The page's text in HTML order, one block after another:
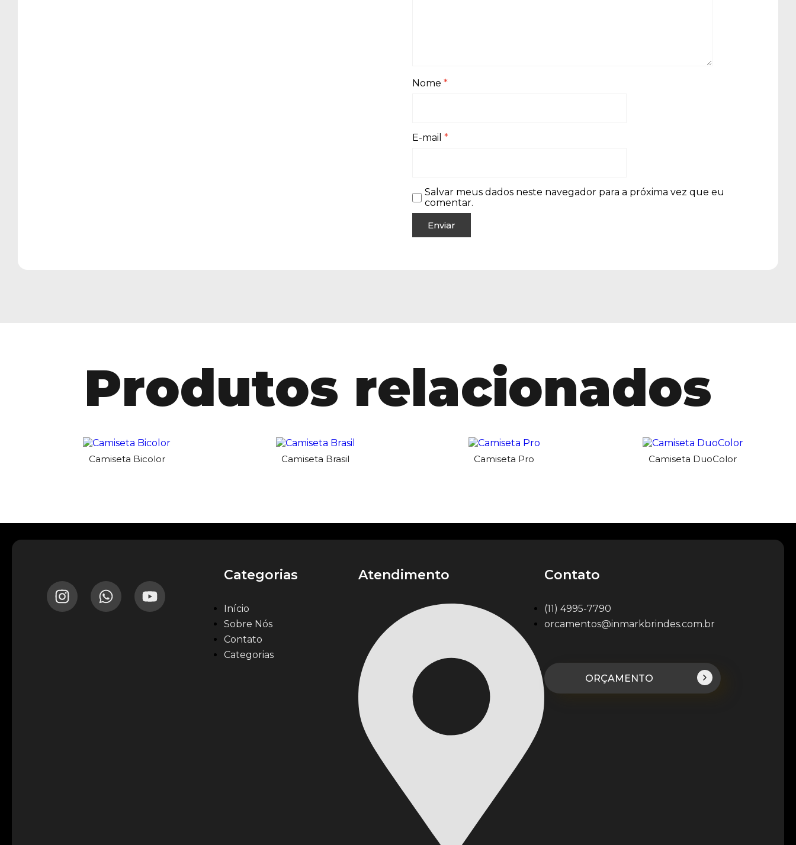
Nome*
E-mail*
Salvar meus dados neste navegador para a próxima vez que eu
comentar.
Produtos relacionados
Camiseta Bicolor Camiseta Brasil Camiseta Pro Camiseta DuoColor
Categorias
Início
Sobre Nós
Contato
Categorias
Atendimento Contato
(11) 4995-7790
orcamentos@inmarkbrindes.com.br
ORÇAMENTO